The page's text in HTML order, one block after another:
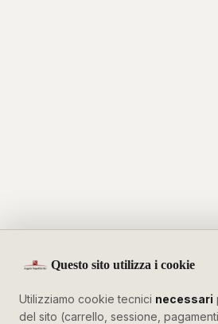
Questo sito utilizza i cookie
Utilizziamo cookie tecnici necessari
del sito (carrello, sessione,